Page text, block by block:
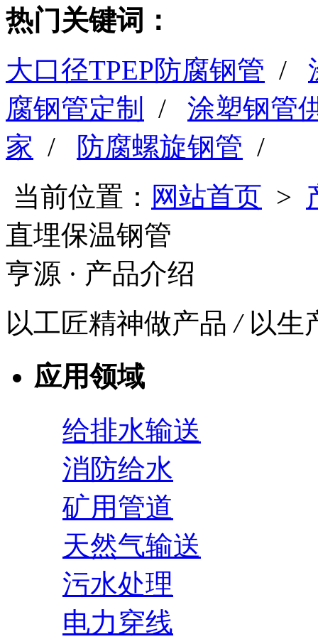
热门关键词：
大口径TPEP防腐钢管 /
腐钢管定制
/
涂塑钢管
家 / 防腐螺旋钢管 /
当前位置： 网站首页 >
直埋保温钢管
亨源 · 产品介绍
以工匠精神做产品/以生
应用领域
给排水输送
消防给水
矿用管道
天然气输送
污水处理
电力穿线